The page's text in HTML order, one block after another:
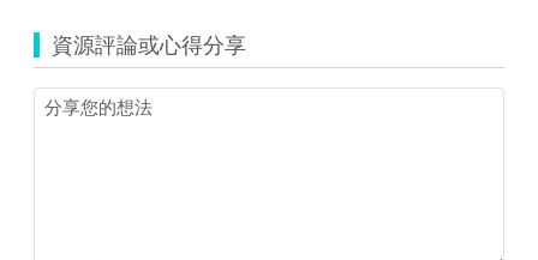
棒
你
資源評論或心得分享